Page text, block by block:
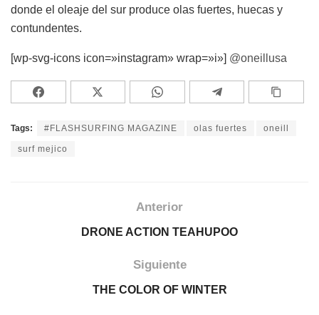
donde el oleaje del sur produce olas fuertes, huecas y
contundentes.
[wp-svg-icons icon=»instagram» wrap=»i»] @oneillusa
Tags: #FLASHSURFING MAGAZINE olas fuertes oneill
surf mejico
Anterior
DRONE ACTION TEAHUPOO
Siguiente
THE COLOR OF WINTER